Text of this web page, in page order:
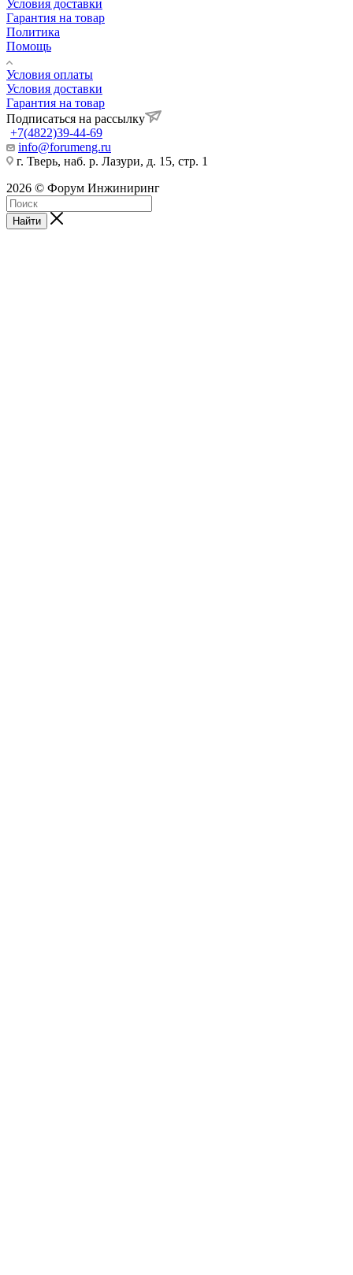
Условия доставки
Гарантия на товар
Политика
Помощь
Условия оплаты
Условия доставки
Гарантия на товар
Подписаться на рассылку
+7(4822)39-44-69
info@forumeng.ru
г. Тверь, наб. р. Лазури, д. 15, стр. 1
2026 © Форум Инжиниринг
Найти